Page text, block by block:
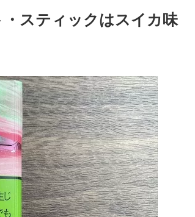
スティックはスイカ味